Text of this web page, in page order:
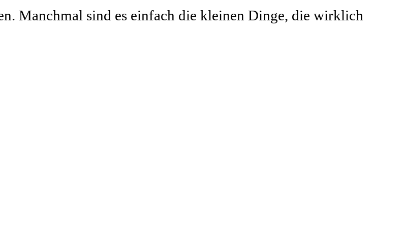
Manchmal sind es einfach die kleinen Dinge, die wirklich